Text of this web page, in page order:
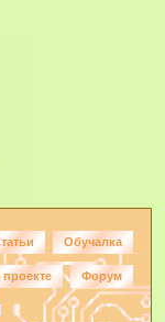
Обучалка
Форум